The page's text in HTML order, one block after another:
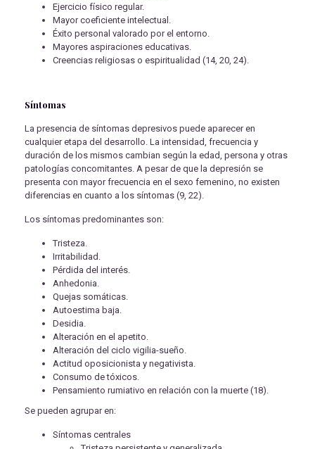
Ejercicio físico regular.
Mayor coeficiente intelectual.
Éxito personal valorado por el entorno.
Mayores aspiraciones educativas.
Creencias religiosas o espiritualidad (14, 20, 24).
Síntomas
La presencia de síntomas depresivos puede aparecer en
cualquier etapa del desarrollo. La intensidad, frecuencia y
duración de los mismos cambian según la edad, persona y otras
patologías concomitantes. A pesar de que la depresión se
presenta con mayor frecuencia en el sexo femenino, no existen
diferencias en cuanto a los síntomas (9, 22).
Los síntomas predominantes son:
Tristeza.
Irritabilidad.
Pérdida del interés.
Anhedonia.
Quejas somáticas.
Autoestima baja.
Desidia.
Alteración en el apetito.
Alteración del ciclo vigilia-sueño.
Actitud oposicionista y negativista.
Consumo de tóxicos.
Pensamiento rumiativo en relación con la muerte (18).
Se pueden agrupar en:
Síntomas centrales